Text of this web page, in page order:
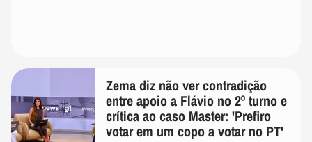
Zema diz não ver contradição
entre apoio a Flávio no 2º turno e
crítica ao caso Master: 'Prefiro
votar em um copo a votar no PT'